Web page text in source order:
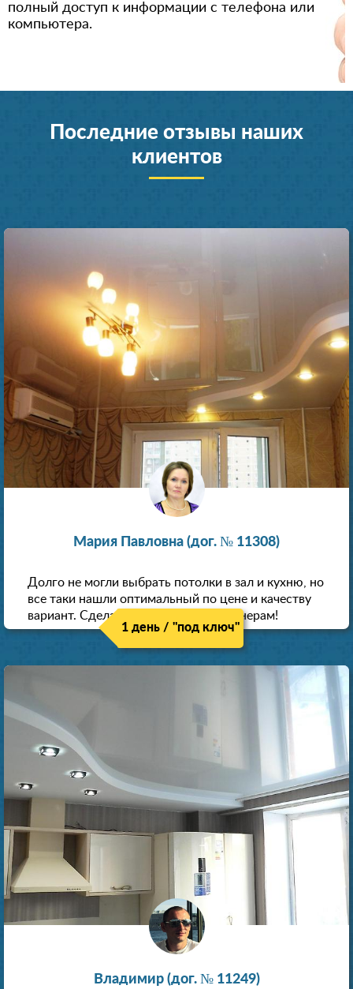
полный доступ к информации с телефона или
компьютера.
Последние отзывы наших
клиентов
Мария Павловна (дог. № 11308)
Долго не могли выбрать потолки в зал и кухню, но
все таки нашли оптимальный по цене и качеству
вариант. Сделали скидку как пенсионерам!
1 день / "под ключ"
Владимир (дог. № 11249)